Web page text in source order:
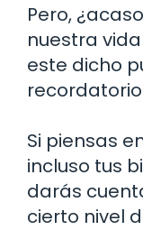
Pero,
nuestra
este dicho
Si piensas
incluso tus
darás
cierto nivel